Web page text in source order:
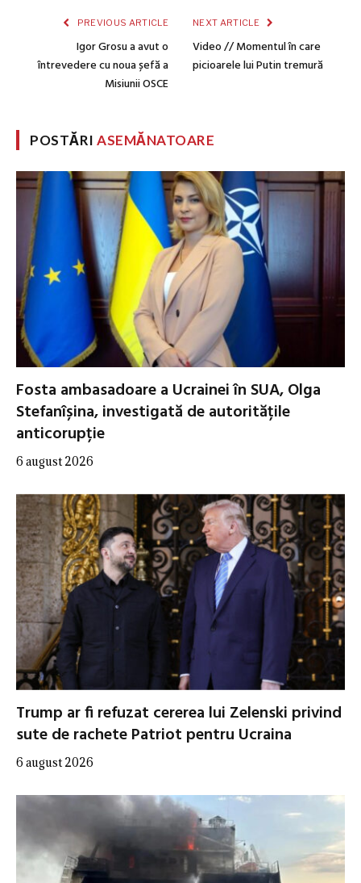
PREVIOUS ARTICLE
Igor Grosu a avut o
întrevedere cu noua șefă a
Misiunii OSCE
NEXT ARTICLE
Video // Momentul în care
picioarele lui Putin tremură
POSTĂRIASEMĂNATOARE
Fosta ambasadoare a Ucrainei în SUA, Olga
Stefanîșina, investigată de autoritățile
anticorupție
6 august 2026
Trump ar fi refuzat cererea lui Zelenski privind
sute de rachete Patriot pentru Ucraina
6 august 2026